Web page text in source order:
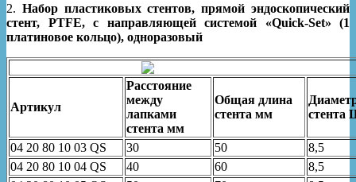
2. Набор пластиковых стентов, прямой эндоскопический
стент, PTFE, с направляющей системой «Quick-Set» (1
платиновое кольцо), одноразовый
Артикул
Расстояние
между
лапками
стента мм
Общая длина
стента мм
стента
04 20 80 10 03 QS 30 50
8,5
04 20 80 10 04 QS
40 60
8,5